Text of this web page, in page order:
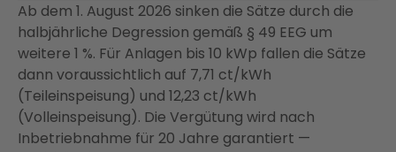
Ab dem 1. August 2026 sinken die Sätze durch die
halbjährliche Degression gemäß § 49 EEG um
weitere 1 %. Für Anlagen bis 10 kWp fallen die Sätze
dann voraussichtlich auf 7,71 ct/kWh
(Teileinspeisung) und 12,23 ct/kWh
(Volleinspeisung). Die Vergütung wird nach
Inbetriebnahme für 20 Jahre garantiert —